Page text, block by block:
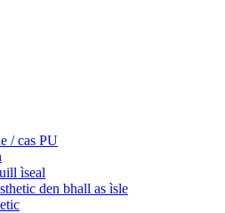
/ cas PU
ìseal
den bhall as ìsle